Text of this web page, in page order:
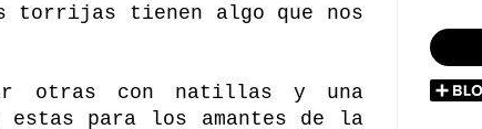
torrijas tienen algo que nos
otras con natillas y una
estas para los amantes de la